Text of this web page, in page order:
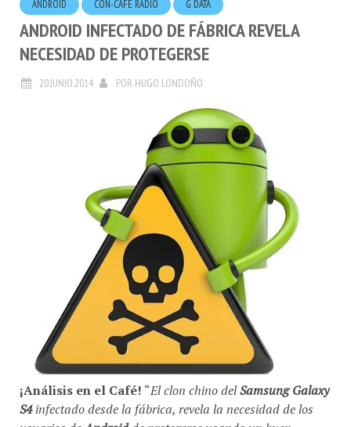
ANDROID INFECTADO DE FÁBRICA REVELA
NECESIDAD DE PROTEGERSE
¡Análisis en el Café!“El clon chino delSamsung Galaxy
S4infectado desde la fábrica, revela la necesidad de los
usuarios deAndroidde protegerse usando un buen